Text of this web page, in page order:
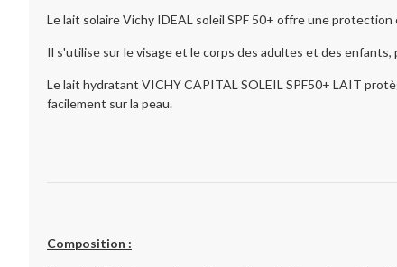
Le lait solaire Vichy IDEAL soleil SPF 50+ offre une
Il s'utilise sur le visage et le corps des adultes et des
Le lait hydratant VICHY CAPITAL SOLEIL SPF50+ LAIT
facilement sur la peau.
Composition :